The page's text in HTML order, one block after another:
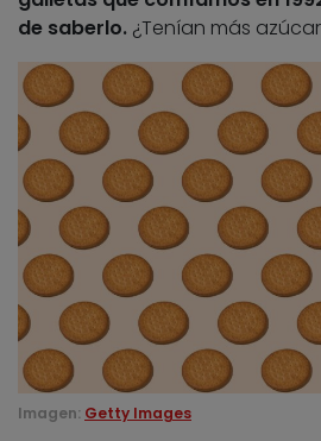
de saberlo. ¿Tenían más
Imagen: Getty Images